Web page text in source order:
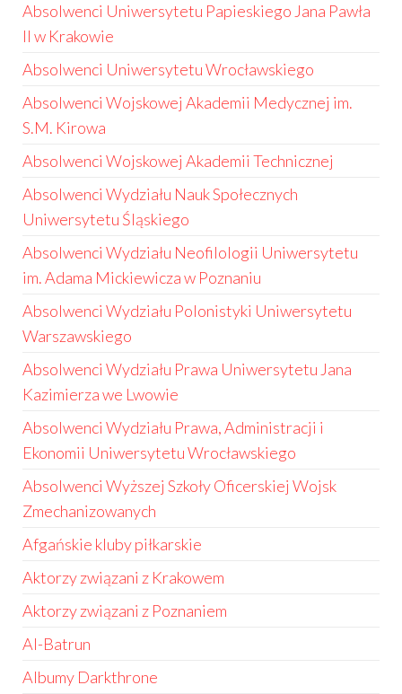
Absolwenci Uniwersytetu Papieskiego Jana Pawła
II w Krakowie
Absolwenci Uniwersytetu Wrocławskiego
Absolwenci Wojskowej Akademii Medycznej im.
S.M. Kirowa
Absolwenci Wojskowej Akademii Technicznej
Absolwenci Wydziału Nauk Społecznych
Uniwersytetu Śląskiego
Absolwenci Wydziału Neofilologii Uniwersytetu
im. Adama Mickiewicza w Poznaniu
Absolwenci Wydziału Polonistyki Uniwersytetu
Warszawskiego
Absolwenci Wydziału Prawa Uniwersytetu Jana
Kazimierza we Lwowie
Absolwenci Wydziału Prawa, Administracji i
Ekonomii Uniwersytetu Wrocławskiego
Absolwenci Wyższej Szkoły Oficerskiej Wojsk
Zmechanizowanych
Afgańskie kluby piłkarskie
Aktorzy związani z Krakowem
Aktorzy związani z Poznaniem
Al-Batrun
Albumy Darkthrone